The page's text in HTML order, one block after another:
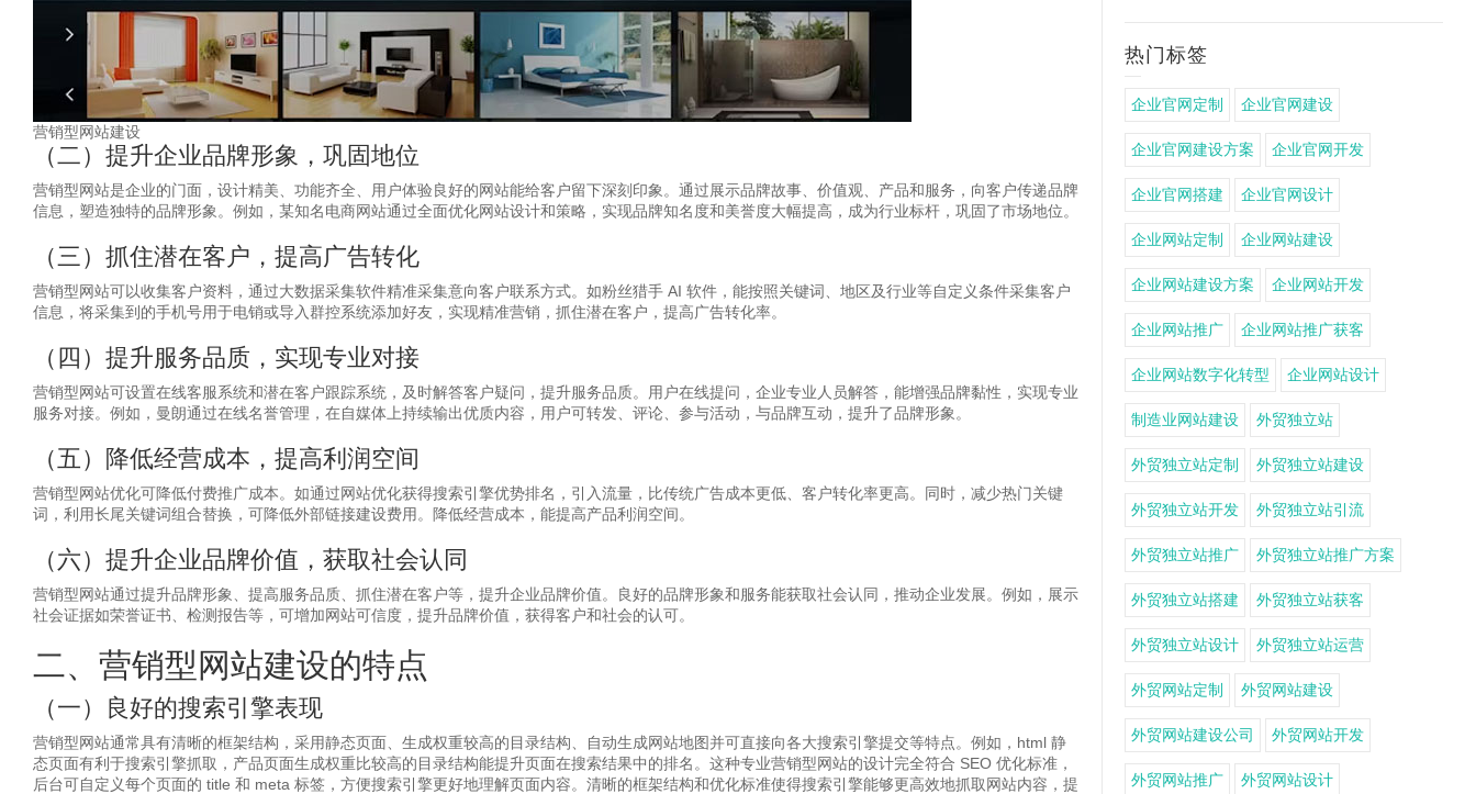
营销型网站建设
（二）提升企业品牌形象，巩固地位
营销型网站是企业的门面，设计精美、功能齐全、用户体验良好的网站能给客户留下深刻印象。通过展示品牌故事、价值观、产品和服务，向客户传递品牌
信息，塑造独特的品牌形象。例如，某知名电商网站通过全面优化网站设计和策略，实现品牌知名度和美誉度大幅提高，成为行业标杆，巩固了市场地位。
（三）抓住潜在客户，提高广告转化
营销型网站可以收集客户资料，通过大数据采集软件精准采集意向客户联系方式。如粉丝猎手 AI 软件，能按照关键词、地区及行业等自定义条件采集客户
信息，将采集到的手机号用于电销或导入群控系统添加好友，实现精准营销，抓住潜在客户，提高广告转化率。
（四）提升服务品质，实现专业对接
营销型网站可设置在线客服系统和潜在客户跟踪系统，及时解答客户疑问，提升服务品质。用户在线提问，企业专业人员解答，能增强品牌黏性，实现专业
服务对接。例如，曼朗通过在线名誉管理，在自媒体上持续输出优质内容，用户可转发、评论、参与活动，与品牌互动，提升了品牌形象。
（五）降低经营成本，提高利润空间
营销型网站优化可降低付费推广成本。如通过网站优化获得搜索引擎优势排名，引入流量，比传统广告成本更低、客户转化率更高。同时，减少热门关键
词，利用长尾关键词组合替换，可降低外部链接建设费用。降低经营成本，能提高产品利润空间。
（六）提升企业品牌价值，获取社会认同
营销型网站通过提升品牌形象、提高服务品质、抓住潜在客户等，提升企业品牌价值。良好的品牌形象和服务能获取社会认同，推动企业发展。例如，展示
社会证据如荣誉证书、检测报告等，可增加网站可信度，提升品牌价值，获得客户和社会的认可。
二、营销型网站建设的特点
（一）良好的搜索引擎表现
营销型网站通常具有清晰的框架结构，采用静态页面、生成权重较高的目录结构、自动生成网站地图并可直接向各大搜索引擎提交等特点。例如，html 静
态页面有利于搜索引擎抓取，产品页面生成权重比较高的目录结构能提升页面在搜索结果中的排名。这种专业营销型网站的设计完全符合 SEO 优化标准，
后台可自定义每个页面的 title 和 meta 标签，方便搜索引擎更好地理解页面内容。清晰的框架结构和优化标准使得搜索引擎能够更高效地抓取网站内容，提
热门标签
企业官网定制 企业官网建设
企业官网建设方案 企业官网开发
企业官网搭建 企业官网设计
企业网站定制 企业网站建设
企业网站建设方案 企业网站开发
企业网站推广 企业网站推广获客
企业网站数字化转型 企业网站设计
制造业网站建设 外贸独立站
外贸独立站定制 外贸独立站建设
外贸独立站开发 外贸独立站引流
外贸独立站推广 外贸独立站推广方案
外贸独立站搭建 外贸独立站获客
外贸独立站设计 外贸独立站运营
外贸网站定制 外贸网站建设
外贸网站建设公司 外贸网站开发
外贸网站推广 外贸网站设计